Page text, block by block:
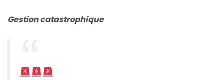
Gestion catastrophique